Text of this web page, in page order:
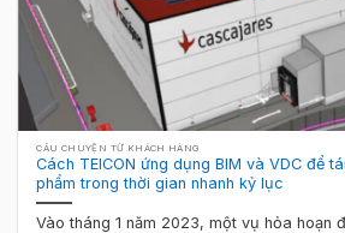
CÂU CHUYỆN TỪ KHÁCH HÀNG
Cách TEICON ứng dụng BIM và VDC để
phẩm trong thời gian nhanh kỷ lục
Vào tháng 1 năm 2023, một vụ hỏa hoạn